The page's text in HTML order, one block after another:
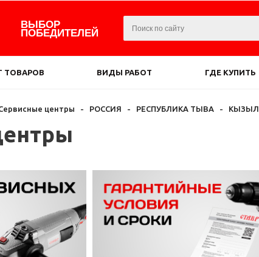
ВЫБОР
ПОБЕДИТЕЛЕЙ
ТОВАРОВ ВИДЫ РАБОТ ГДЕ КУПИТЬ
центры - РОССИЯ - РЕСПУБЛИКА ТЫВА - КЫЗЫЛ